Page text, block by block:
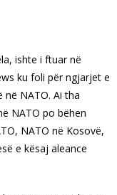
ishte i ftuar në
ku foli për ngjarjet e
NATO. Ai tha
NATO po bëhen
NATO në Kosovë,
e kësaj aleance